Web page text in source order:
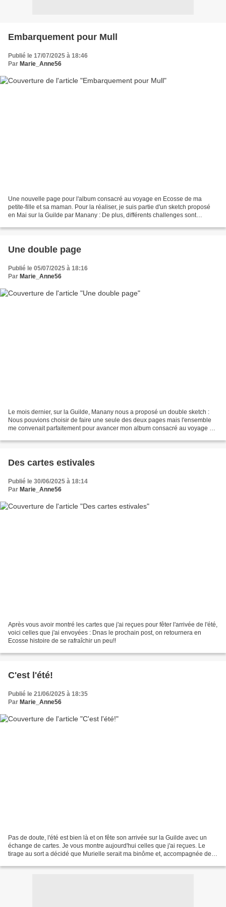
Embarquement pour Mull
Publié le 17/07/2025 à 18:46
Par Marie_Anne56
Une nouvelle page pour l'album consacré au voyage en Ecosse de ma
petite-fille et sa maman. Pour la réaliser, je suis partie d'un sketch proposé
en Mai sur la Guilde par Manany : De plus, différents challenges sont
Une double page
Publié le 05/07/2025 à 18:16
Par Marie_Anne56
Le mois dernier, sur la Guilde, Manany nous a proposé un double sketch :
Nous pouvions choisir de faire une seule des deux pages mais l'ensemble
me convenait parfaitement pour avancer mon album consacré au voyage en
Des cartes estivales
Publié le 30/06/2025 à 18:14
Par Marie_Anne56
Après vous avoir montré les cartes que j'ai reçues pour fêter l'arrivée de l'été,
voici celles que j'ai envoyées : Dnas le prochain post, on retournera en
Ecosse histoire de se rafraîchir un peu!!
C'est l'été!
Publié le 21/06/2025 à 18:35
Par Marie_Anne56
Pas de doute, l'été est bien là et on fête son arrivée sur la Guilde avec un
échange de cartes. Je vous montre aujourd'hui celles que j'ai reçues. Le
tirage au sort a décidé que Murielle serait ma binôme et, accompagnée de